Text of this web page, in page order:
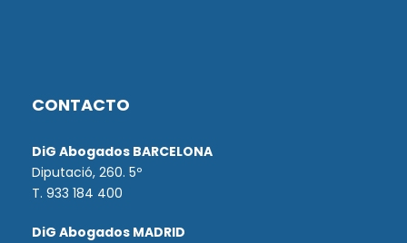
CONTACTO
DiG Abogados BARCELONA
Diputació, 260. 5º
T. 933 184 400
DiG Abogados MADRID